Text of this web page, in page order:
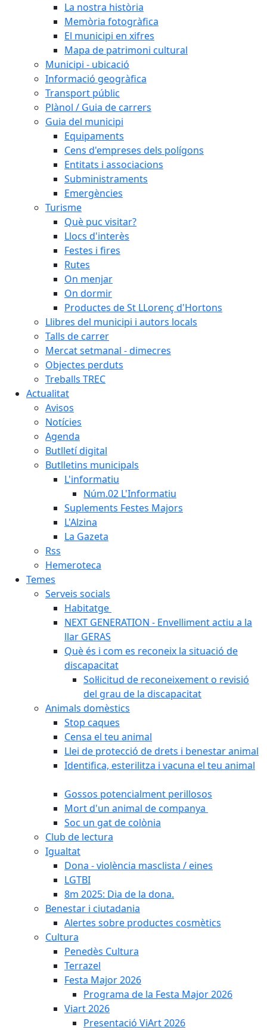
La nostra història
Memòria fotogràfica
El municipi en xifres
Mapa de patrimoni cultural
Municipi - ubicació
Informació geogràfica
Transport públic
Plànol / Guia de carrers
Guia del municipi
Equipaments
Cens d'empreses dels polígons
Entitats i associacions
Subministraments
Emergències
Turisme
Què puc visitar?
Llocs d'interès
Festes i fires
Rutes
On menjar
On dormir
Productes de St LLorenç d'Hortons
Llibres del municipi i autors locals
Talls de carrer
Mercat setmanal - dimecres
Objectes perduts
Treballs TREC
Actualitat
Avisos
Notícies
Agenda
Butlletí digital
Butlletins municipals
L'informatiu
Núm.02 L'Informatiu
Suplements Festes Majors
L'Alzina
La Gazeta
Rss
Hemeroteca
Temes
Serveis socials
Habitatge
NEXT GENERATION - Envelliment actiu a la
llar GERAS
Què és i com es reconeix la situació de
discapacitat
Sol·licitud de reconeixement o revisió
del grau de la discapacitat
Animals domèstics
Stop caques
Censa el teu animal
Llei de protecció de drets i benestar animal
Identifica, esterilitza i vacuna el teu animal
Gossos potencialment perillosos
Mort d'un animal de companya
Soc un gat de colònia
Club de lectura
Igualtat
Dona - violència masclista / eines
LGTBI
8m 2025: Dia de la dona.
Benestar i ciutadania
Alertes sobre productes cosmètics
Cultura
Penedès Cultura
Terrazel
Festa Major 2026
Programa de la Festa Major 2026
Viart 2026
Presentació ViArt 2026